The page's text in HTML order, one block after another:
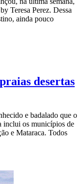
Teresa Perez. Dessa
ainda pouco
desertas
e badalado que o
inclui os municípios de
e Mataraca. Todos